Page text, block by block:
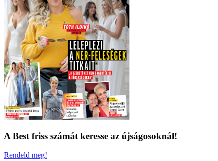
A Best friss számát keresse az újságosoknál!
Rendeld meg!